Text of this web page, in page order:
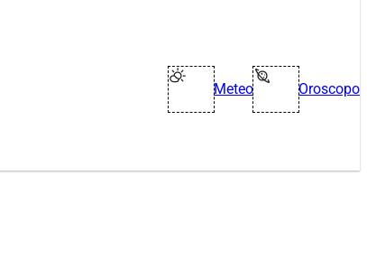
Meteo Oroscopo